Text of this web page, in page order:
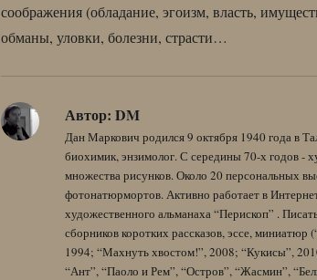
соображения (обладание, эгоизм, власть,
обманы, уловки, болезни, страсти…
Автор: DM
Дан Маркович родился 9 октября 1940 года в
биохимик, энзимолог. С середины 70-х годов -
множества рисунков. Около 20 персональных
фотонатюрмортов. Активно работает в
художественного альманаха “Перископ” .
сборников коротких рассказов, эссе,
1994; “Махнуть хвостом!”, 2008; “Кукисы”,
“Ант”, “Паоло и Рем”, “Остров”, “Жасмин”,